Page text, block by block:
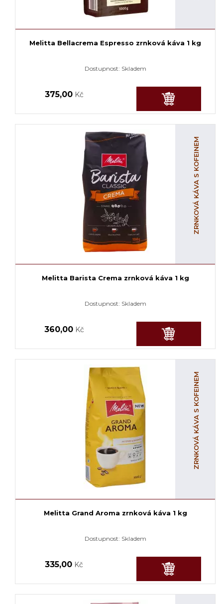
Melitta Bellacrema Espresso zrnková káva 1 kg
Dostupnost: Skladem
375,00 Kč
ZRNKOVÁ KÁVA S KOFEINEM
Melitta Barista Crema zrnková káva 1 kg
Dostupnost: Skladem
360,00 Kč
ZRNKOVÁ KÁVA S KOFEINEM
Melitta Grand Aroma zrnková káva 1 kg
Dostupnost: Skladem
335,00 Kč